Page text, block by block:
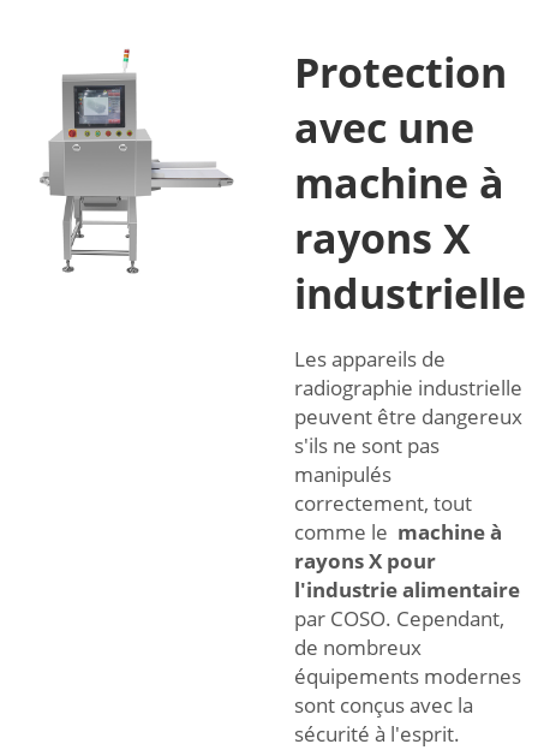
Protection
avec une
machine à
rayons X
industrielle
Les appareils de
radiographie industrielle
peuvent être dangereux
s'ils ne sont pas
manipulés
correctement, tout
comme le machine à
rayons X pour
l'industrie alimentaire
par COSO. Cependant,
de nombreux
équipements modernes
sont conçus avec la
sécurité à l'esprit.